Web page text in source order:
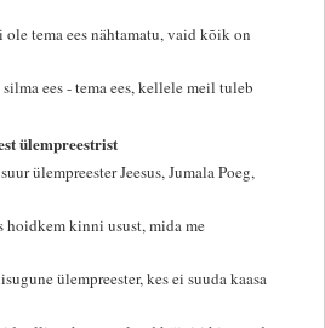
tema ees nähtamatu, vaid kõik on
ees - tema ees, kellele meil tuleb
ülempreestrist
ülempreester Jeesus, Jumala Poeg,
hoidkem kinni usust, mida me
ülempreester, kes ei suuda kaasa